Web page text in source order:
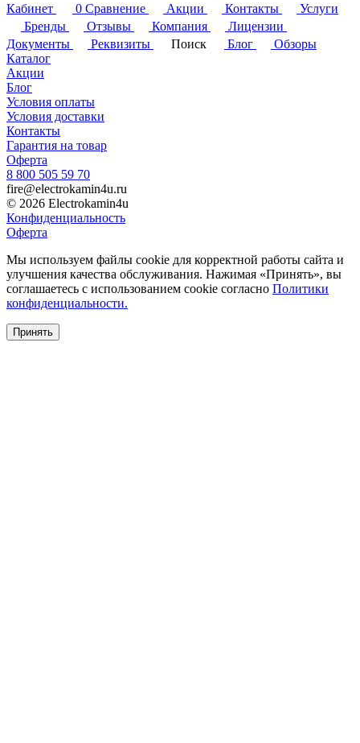
Кабинет
0 Сравнение Акции Контакты
Услуги
Бренды
Отзывы Компания
Лицензии
Документы
Реквизиты Поиск Блог
Обзоры
Каталог
Акции
Блог
Условия оплаты
Условия доставки
Контакты
Гарантия на товар
Оферта
8 800 505 59 70
fire@electrokamin4u.ru
© 2026 Electrokamin4u
Конфиденциальность
Оферта
Мы используем файлы cookie для корректной работы сайта и
улучшения качества обслуживания. Нажимая «Принять», вы
соглашаетесь с использованием cookie согласно Политики
конфиденциальности.
Принять